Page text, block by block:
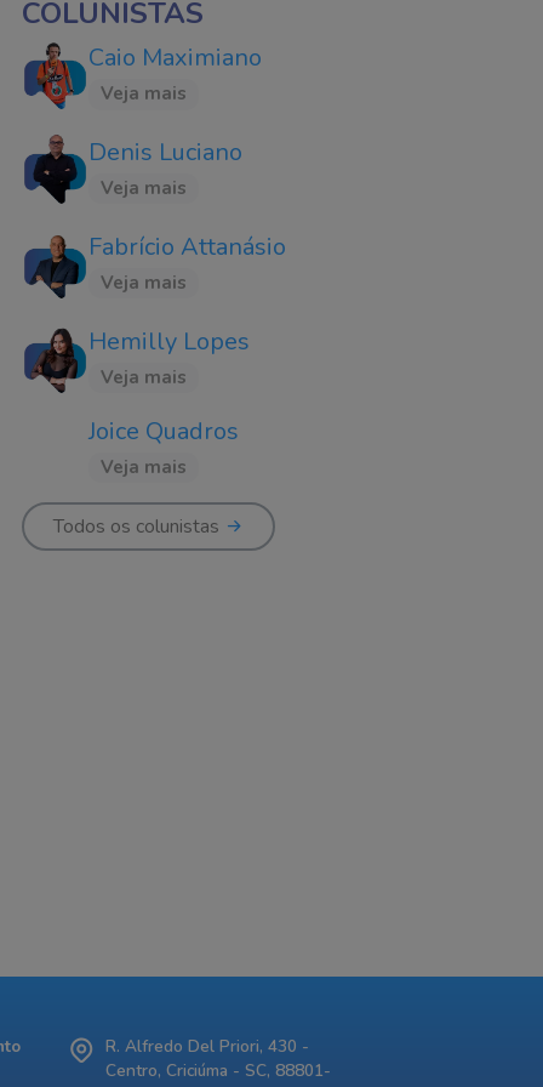
COLUNISTAS
Caio Maximiano
Veja mais
Denis Luciano
Veja mais
Fabrício Attanásio
Veja mais
Hemilly Lopes
Veja mais
Joice Quadros
Veja mais
Todos os colunistas
R. Alfredo Del Priori, 430 -
Centro, Criciúma - SC, 88801-